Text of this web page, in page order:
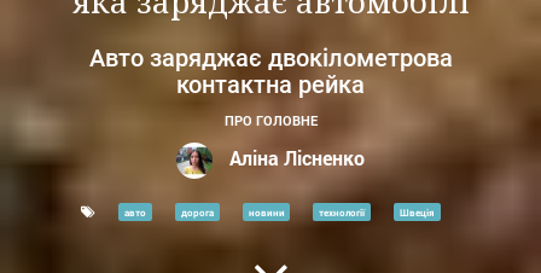
Авто заряджає двокілометрова
контактна рейка
ПРО ГОЛОВНЕ
Аліна Лісненко
авто дорога новини технології Швеція